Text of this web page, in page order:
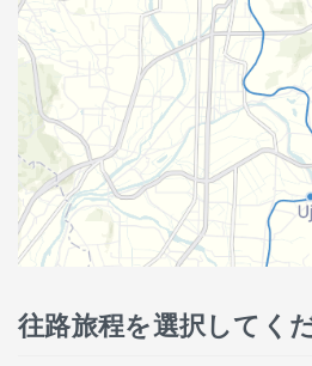
往路旅程を選択してく